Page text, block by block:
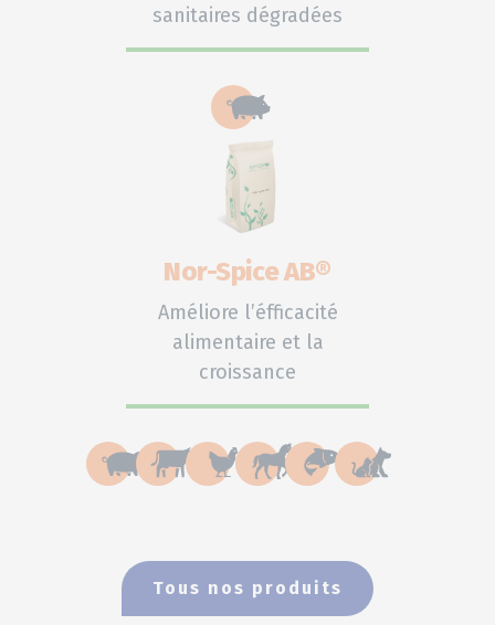
sanitaires dégradées
Nor-Spice AB®
Améliore l’éfficacité
alimentaire et la
croissance
Tous nos produits